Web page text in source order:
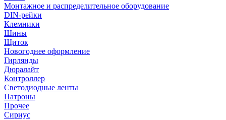
Монтажное и распределительное оборудование
DIN-рейки
Клемники
Шины
Щиток
Новогоднее оформление
Гирлянды
Дюралайт
Контроллер
Светодиодные ленты
Патроны
Прочее
Сириус